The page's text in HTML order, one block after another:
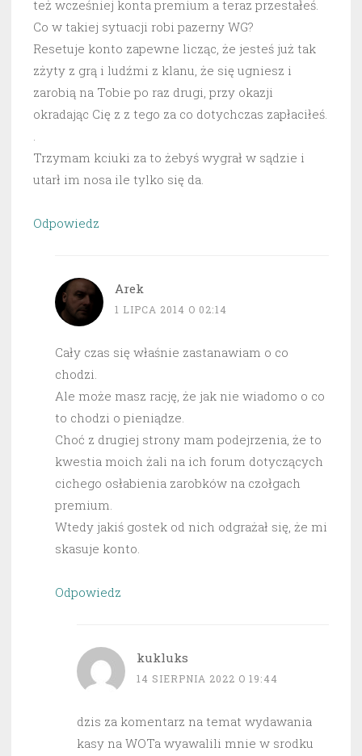
też wcześniej konta premium a teraz przestałeś.
Co w takiej sytuacji robi pazerny WG?
Resetuje konto zapewne licząc, że jesteś już tak
zżyty z grą i ludźmi z klanu, że się ugniesz i
zarobią na Tobie po raz drugi, przy okazji
okradając Cię z z tego za co dotychczas zapłaciłeś.
.
Trzymam kciuki za to żebyś wygrał w sądzie i
utarł im nosa ile tylko się da.
Odpowiedz
Arek
1 LIPCA 2014 O 02:14
Cały czas się właśnie zastanawiam o co
chodzi.
Ale może masz rację, że jak nie wiadomo o co
to chodzi o pieniądze.
Choć z drugiej strony mam podejrzenia, że to
kwestia moich żali na ich forum dotyczących
cichego osłabienia zarobków na czołgach
premium.
Wtedy jakiś gostek od nich odgrażał się, że mi
skasuje konto.
Odpowiedz
kukluks
14 SIERPNIA 2022 O 19:44
dzis za komentarz na temat wydawania
kasy na WOTa wyawalili mnie w srodku